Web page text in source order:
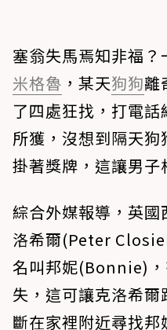
塞翁失馬焉知非福
米格魯 ，某天狗狗離
了四處狂找，打電
所獲，沒想到隔天
掛著獎牌，這讓男子
綜合外媒報導，英
洛希爾(Peter
名叫邦妮(Bonnie)
失，這可讓克洛希
斷在家裡附近尋找邦